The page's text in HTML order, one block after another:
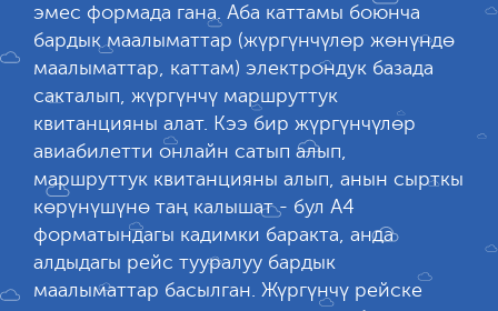
эмес формада гана. Аба каттамы боюнча
бардык маалыматтар (жүргүнчүлөр жөнүндө
маалыматтар, каттам) электрондук базада
сакталып, жүргүнчү маршруттук
квитанцияны алат. Кээ бир жүргүнчүлөр
авиабилетти онлайн сатып алып,
маршруттук квитанцияны алып, анын сырткы
көрүнүшүнө таң калышат - бул А4
форматындагы кадимки баракта, анда
алдыдагы рейс тууралуу бардык
маалыматтар басылган. Жүргүнчү рейске